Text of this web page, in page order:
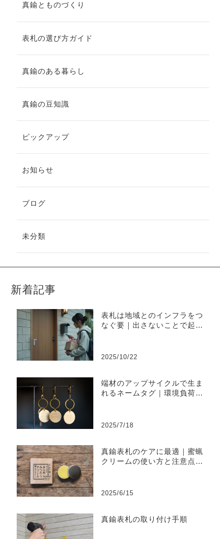
真鍮とものづくり
表札の選び方ガイド
真鍮のある暮らし
真鍮の豆知識
ピックアップ
お知らせ
ブログ
未分類
新着記事
表札は地域とのインフラをつ
なぐ要｜出さないことで起き
2025/10/22
端材のアップサイクルで生ま
れるネームタグ｜環境負荷を
2025/7/18
真鍮表札のケアに最適｜蜜蝋
クリームの使い方と注意点ま
2025/6/15
真鍮表札の取り付け手順